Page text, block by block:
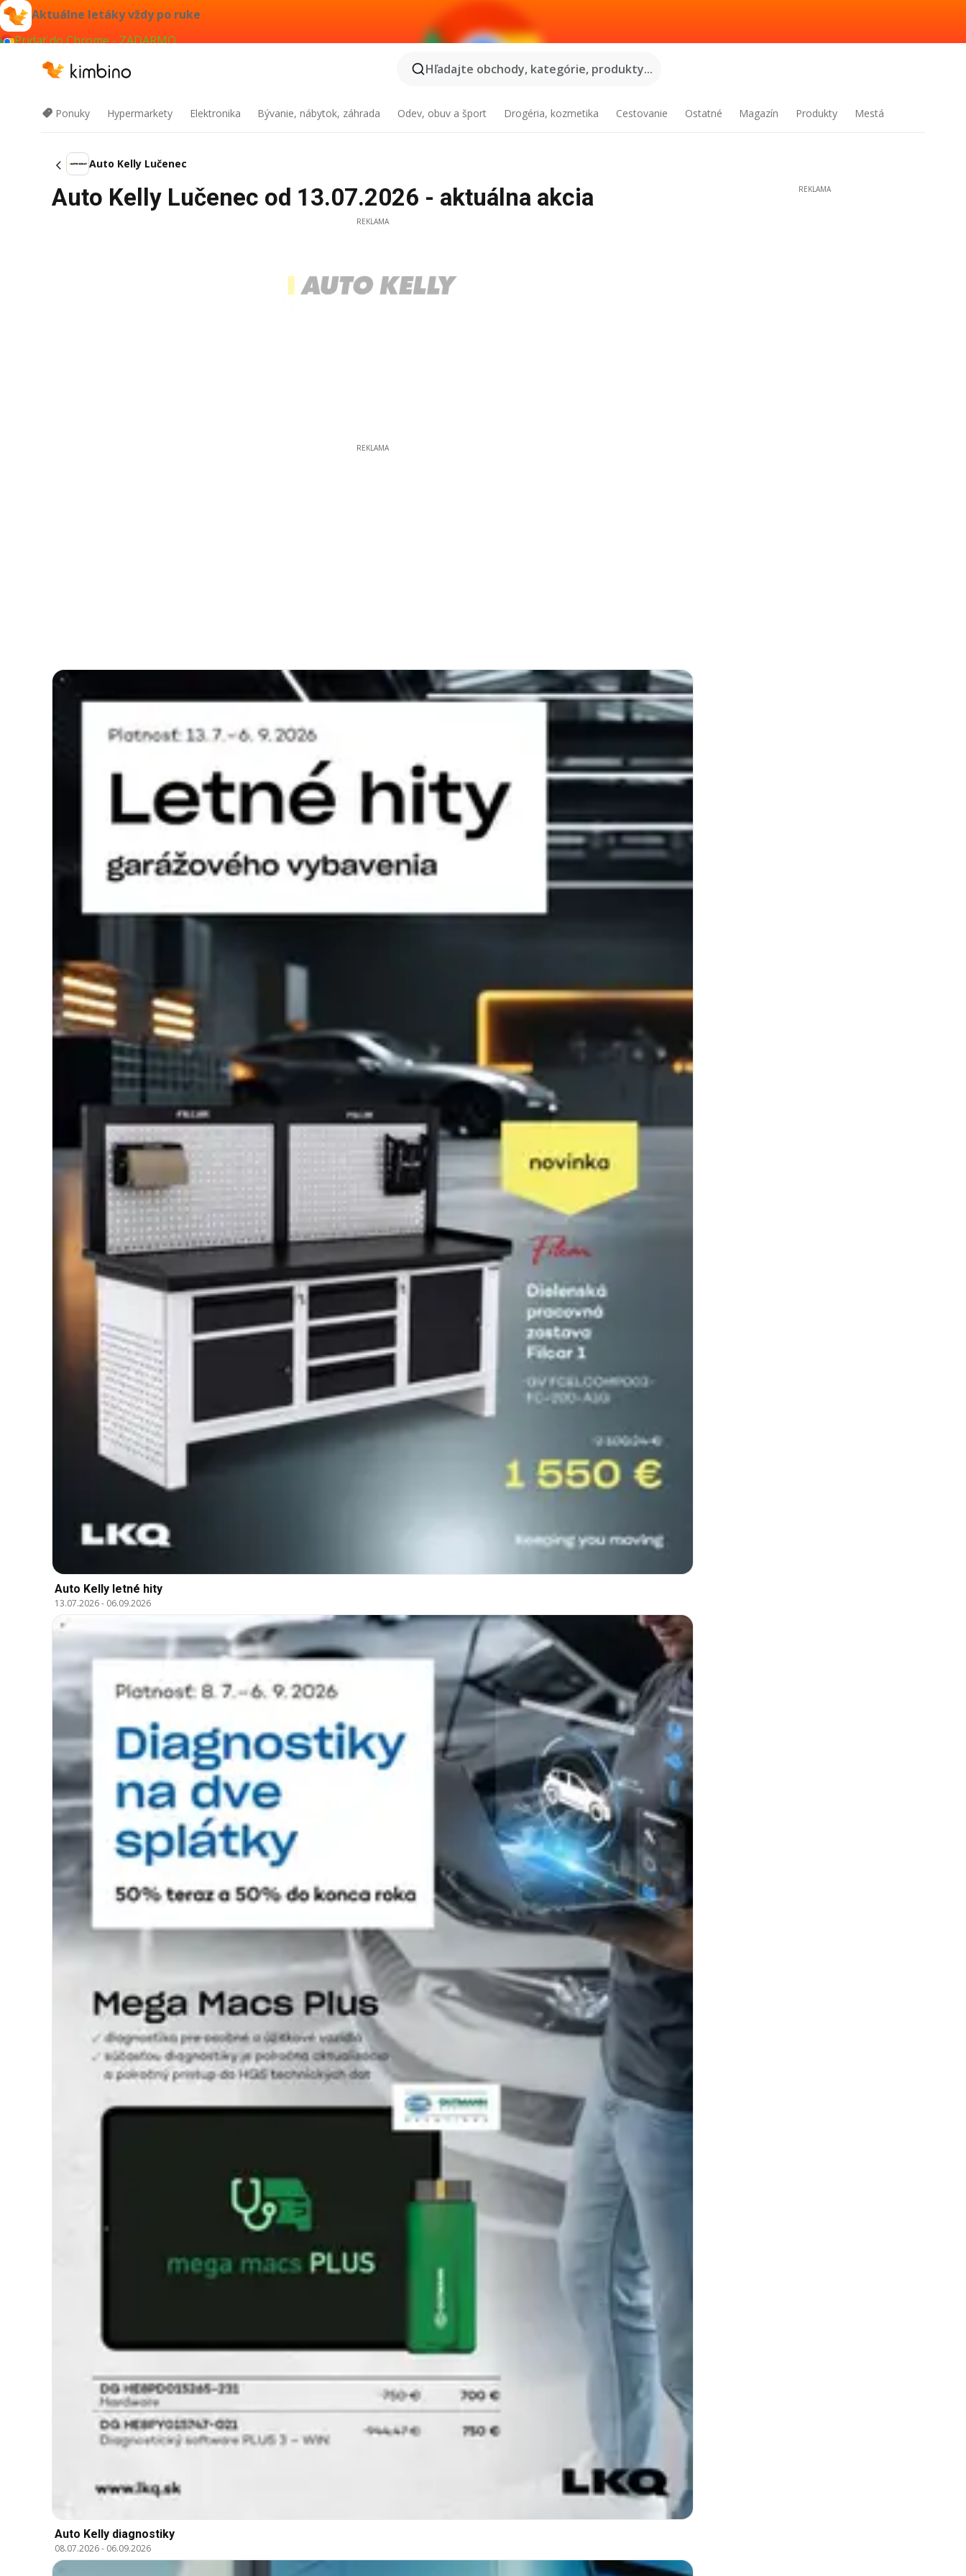
Aktuálne letáky vždy po ruke
Pridať do Chrome - ZADARMO
Hľadajte obchody, kategórie, produkty...
Ponuky Hypermarkety Elektronika Bývanie, nábytok, záhrada Odev, obuv a šport Drogéria, kozmetika Cestovanie Ostatné Magazín Produkty Mestá
Auto Kelly Lučenec
Auto Kelly Lučenec od 13.07.2026 - aktuálna akcia
REKLAMA
REKLAMA
Auto Kelly letné hity
13.07.2026- 06.09.2026
Auto Kelly diagnostiky
08.07.2026- 06.09.2026
REKLAMA